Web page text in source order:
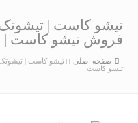
تیشو کاست |
فروش تیشو کاست |
صفحه اصلی
تیشو کاست |
تیشو کاست